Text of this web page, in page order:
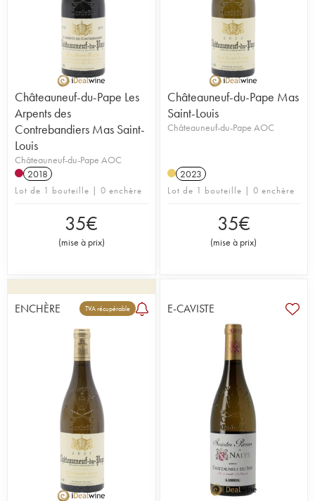
Châteauneuf-du-Pape Les
Arpents des
Contrebandiers Mas Saint-
Louis
Châteauneuf-du-Pape AOC
2018
Lot de 1 bouteille | 0 enchère
35€
(mise à prix)
Châteauneuf-du-Pape Mas
Saint-Louis
Châteauneuf-du-Pape AOC
2023
Lot de 1 bouteille | 0 enchère
35€
(mise à prix)
ENCHÈRE TVA récupérable E-CAVISTE